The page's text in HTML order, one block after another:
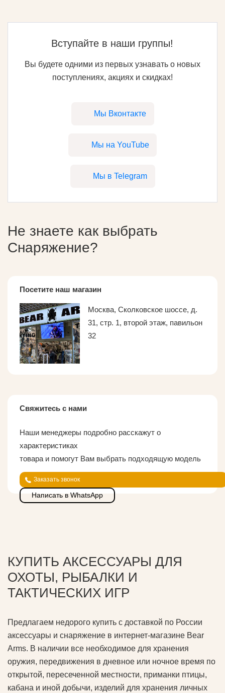
Вступайте в наши группы!
Вы будете одними из первых узнавать о новых
поступлениях, акциях и скидках!
Мы Вконтакте
Мы на YouTube
Мы в Telegram
Не знаете как выбрать
Снаряжение?
Посетите наш магазин
Москва, Сколковское шоссе, д.
31, стр. 1, второй этаж, павильон
32
Свяжитесь с нами
Наши менеджеры подробно расскажут о
характеристиках
товара и помогут Вам выбрать подходящую модель
Заказать звонок
Написать в WhatsApp
КУПИТЬ АКСЕССУАРЫ ДЛЯ
ОХОТЫ, РЫБАЛКИ И
ТАКТИЧЕСКИХ ИГР
Предлагаем недорого купить с доставкой по России
аксессуары и снаряжение в интернет-магазине Bear
Arms. В наличии все необходимое для хранения
оружия, передвижения в дневное или ночное время по
открытой, пересеченной местности, приманки птицы,
кабана и иной добычи, изделий для хранения личных